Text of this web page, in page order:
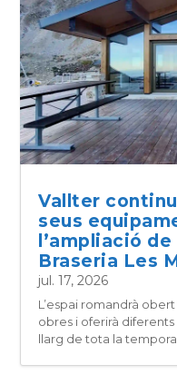
Vallter
seus
l’ampliació
Braseria Les
jul. 17, 2026
L’espai romandrà
obres i oferirà
llarg de tota la